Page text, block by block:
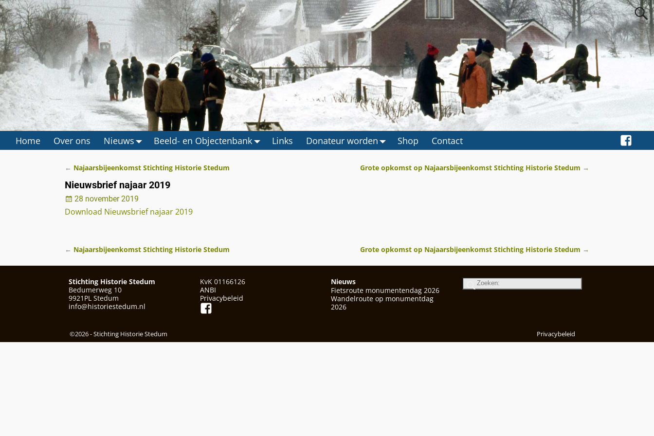
Home Over ons Nieuws Beeld- en Objectenbank Links Donateur worden Shop Contact
Berichtnavigatie
← Najaarsbijeenkomst Stichting Historie Stedum Grote opkomst op Najaarsbijeenkomst Stichting Historie Stedum →
Nieuwsbrief najaar 2019
28 november 2019
Download Nieuwsbrief najaar 2019
← Najaarsbijeenkomst Stichting Historie Stedum Grote opkomst op Najaarsbijeenkomst Stichting Historie Stedum →
Stichting Historie Stedum
Bedumerweg 10
9921PL Stedum
info@historiestedum.nl
KvK 01166126
ANBI
Privacybeleid
Nieuws
Fietsroute monumentendag 2026
Wandelroute op monumentdag
2026
©2026 -Stichting Historie Stedum Privacybeleid